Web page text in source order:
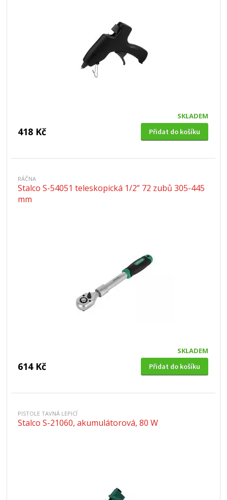
SKLADEM
418 Kč Přidat do košíku
RÁČNA
Stalco S-54051 teleskopická 1/2” 72 zubů 305-445
mm
SKLADEM
614 Kč Přidat do košíku
PISTOLE TAVNÁ LEPICÍ
Stalco S-21060, akumulátorová, 80 W